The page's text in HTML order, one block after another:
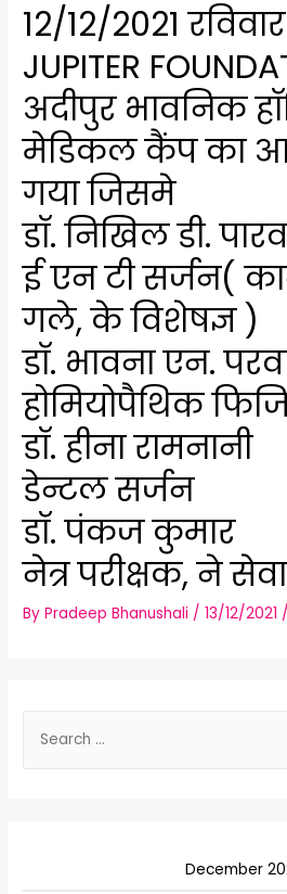
12/12/2021
JUPITER
अदीपुर भावनिक
मेडिकल कैंप का
गया जिसमे
डॉ. निखिल डी.
ई एन टी सर्जन(
गले, के विशेषज्ञ )
डॉ. भावना एन.
होमियोपैथिक
डॉ. हीना रामनानी
डेन्टल सर्जन
डॉ. पंकज कुमार
नेत्र परीक्षक, ने
ByPradeep Bhanushali /13/12/2021
December